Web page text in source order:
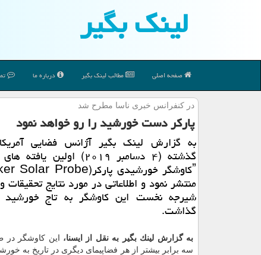
لینك بگیر
صفحه اصلی مطالب لینك بگیر درباره ما
در كنفرانس خبری ناسا مطرح شد
پاركر دست خورشید را رو خواهد نمود
به گزارش لینك بگیر آژانس فضایی
گذشته (۴ دسامبر ۲۰۱۹) اولین
منتشر نمود و اطلاعاتی در مورد نتایج تحقیقات
شیرجه نخست این كاوشگر به تاج خورشید
گذاشت.
به گزارش لینك بگیر به نقل از ایسنا،
این كاوشگر
سه برابر بیشتر از هر فضاپیمای دیگری در تاریخ به